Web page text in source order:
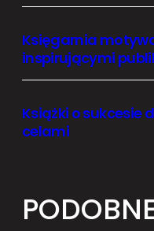
Księgarnia
inspirującymi
Książki o sukcesie
celami